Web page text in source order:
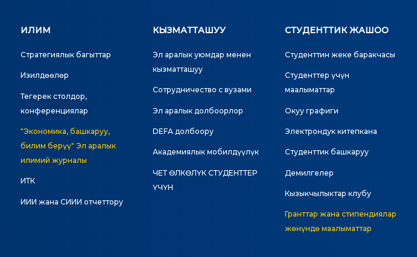
ИЛИМ
Стратегиялык багыттар
Изилдөөлөр
Тегерек столдор,
конференциялар
"Экономика, башкаруу,
билим берүү" Эл аралык
илимий журналы
ИТК
ИИИ жана СИИИ отчеттору
КЫЗМАТТАШУУ
Эл аралык уюмдар менен
кызматташуу
Сотрудничество с вузами
Эл аралык долбоорлор
DEFA долбоору
Академиялык мобилдүүлүк
ЧЕТ ӨЛКӨЛҮК СТУДЕНТТЕР
ҮЧҮН
СТУДЕНТТИК ЖАШОО
Студенттин жеке баракчасы
Студенттер үчүн
маалыматтар
Окуу графиги
Электрондук китепкана
Студенттик башкаруу
Демилгелер
Кызыкчылыктар клубу
Гранттар жана стипендиялар
жөнүндө маалыматтар